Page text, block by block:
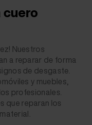
cuero
Nuestros
a reparar de forma
de desgaste.
y muebles,
profesionales.
que reparan los